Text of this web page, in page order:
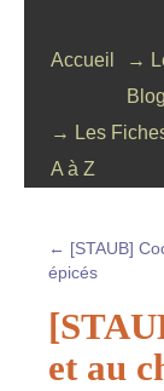
Accueil
→
Blog
→ Les
A à Z
← [STAUB]
épicés
et au